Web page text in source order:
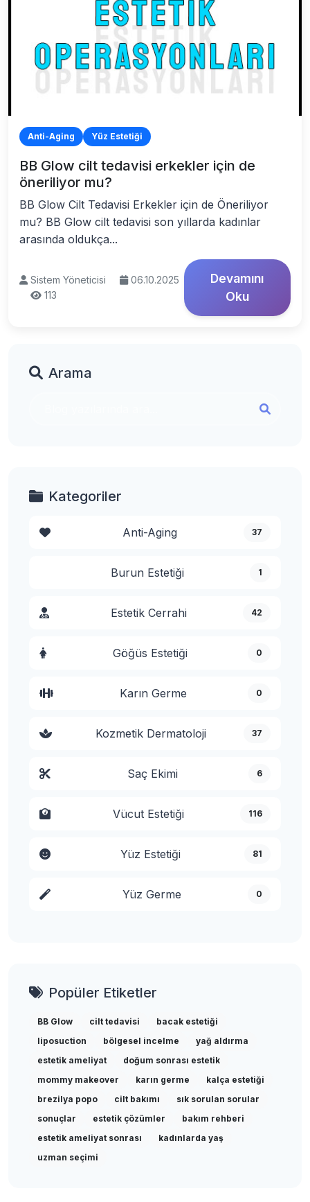
Anti-Aging Yüz Estetiği
BB Glow cilt tedavisi erkekler için de
öneriliyor mu?
BB Glow Cilt Tedavisi Erkekler için de Öneriliyor
mu? BB Glow cilt tedavisi son yıllarda kadınlar
arasında oldukça...
Sistem Yöneticisi
06.10.2025
113
Devamını
Oku
Arama
Kategoriler
Anti-Aging 37
Burun Estetiği 1
Estetik Cerrahi 42
Göğüs Estetiği 0
Karın Germe 0
Kozmetik Dermatoloji 37
Saç Ekimi 6
Vücut Estetiği 116
Yüz Estetiği 81
Yüz Germe 0
Popüler Etiketler
BB Glow cilt tedavisi
bacak estetiği
liposuction
bölgesel incelme
yağ aldırma
estetik ameliyat
doğum sonrası estetik
mommy makeover
karın germe
kalça estetiği
brezilya popo
cilt bakımı
sık sorulan sorular
sonuçlar
estetik çözümler
bakım rehberi
estetik ameliyat sonrası
kadınlarda yaş
uzman seçimi